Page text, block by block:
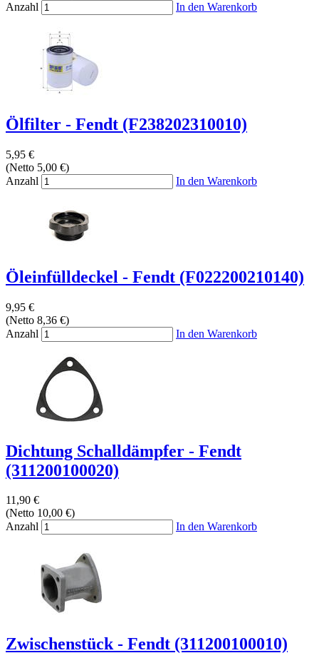
Anzahl
In den Warenkorb
Ölfilter - Fendt (F238202310010)
5,95 €
(Netto 5,00 €)
Anzahl
In den Warenkorb
Öleinfülldeckel - Fendt (F022200210140)
9,95 €
(Netto 8,36 €)
Anzahl
In den Warenkorb
Dichtung Schalldämpfer - Fendt
(311200100020)
11,90 €
(Netto 10,00 €)
Anzahl
In den Warenkorb
Zwischenstück - Fendt (311200100010)